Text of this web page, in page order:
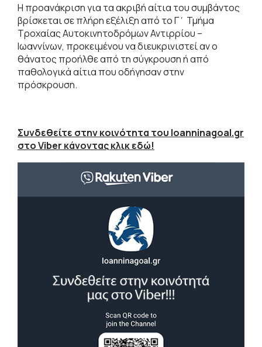
Η προανάκριση για τα ακριβή αίτια του συμβάντος
βρίσκεται σε πλήρη εξέλιξη από το Γ΄ Τμήμα
Τροχαίας Αυτοκινητοδρόμων Αντιρρίου –
Ιωαννίνων, προκειμένου να διευκρινιστεί αν ο
θάνατος προήλθε από τη σύγκρουση ή από
παθολογικά αίτια που οδήγησαν στην
πρόσκρουση.
Συνδεθείτε στην κοινότητα του Ioanninagoal.gr
στο Viber κάνοντας κλικ εδώ!